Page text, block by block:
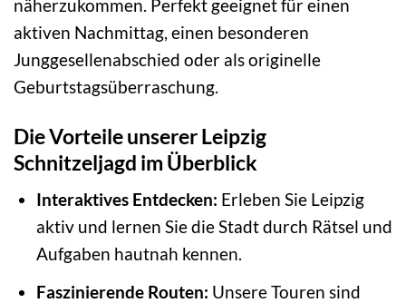
näherzukommen. Perfekt geeignet für einen
aktiven Nachmittag, einen besonderen
Junggesellenabschied oder als originelle
Geburtstagsüberraschung.
Die Vorteile unserer Leipzig
Schnitzeljagd im Überblick
Interaktives Entdecken: Erleben Sie Leipzig
aktiv und lernen Sie die Stadt durch Rätsel und
Aufgaben hautnah kennen.
Faszinierende Routen: Unsere Touren sind